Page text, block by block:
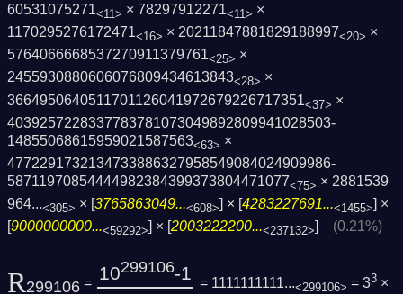
60531075271<11> × 78297912271<11> ×
1170295276172471<16> × 20211847881829188997<20> ×
5764066668537270911379761<25> ×
2455930880606076809434613843<28> ×
3664950640511701126041972679226717351<37> ×
4039257228337783781073049892809941028503­
14855068615959021587563<63> ×
4772291732134733886327958549084024909986­
58711970854444982384399373804471077<75> × 2881539
964...<305> × [3765863049...<608>] × [4283227691...<1455>] ×
[9000000000...<59292>] × [2003222200...<237132>] (0.21%)
R299106 = 10299106-1 = 1111111111...<299106> = 33×